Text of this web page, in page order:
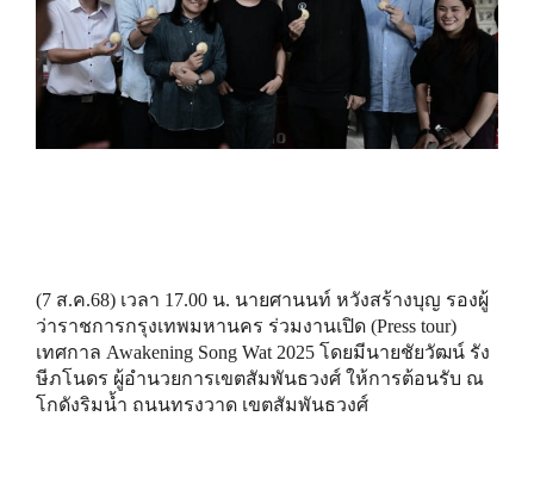
(7 ส.ค.68) เวลา 17.00 น. นายศานนท์ หวังสร้างบุญ รองผู้
ว่าราชการกรุงเทพมหานคร ร่วมงานเปิด (Press tour)
เทศกาล Awakening Song Wat 2025 โดยมีนายชัยวัฒน์ รัง
ษีภโนดร ผู้อำนวยการเขตสัมพันธวงศ์ ให้การต้อนรับ ณ
โกดังริมน้ำ ถนนทรงวาด เขตสัมพันธวงศ์